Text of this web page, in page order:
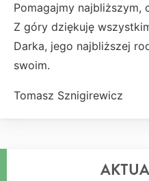
Pomagajmy najbliższym,
Z góry dziękuję
Darka, jego najbliższej
swoim.
Tomasz Sznigirewicz